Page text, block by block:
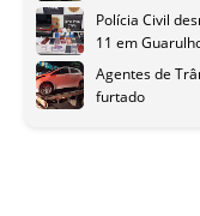
Polícia Civil
11 em
Agentes de
furtado